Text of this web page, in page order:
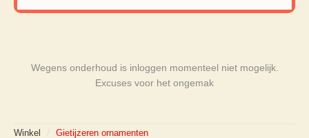
Wegens onderhoud is inloggen momenteel niet mogelijk.
Excuses voor het ongemak
Winkel Gietijzeren ornamenten